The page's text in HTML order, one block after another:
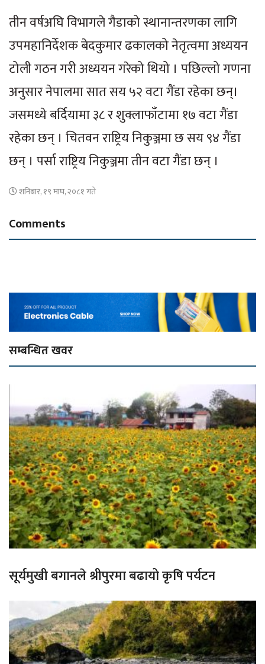
तीन वर्षअघि विभागले गै‌डाको स्थानान्तरणका लागि
उपमहानिर्देशक बेदकुमार ढकालको नेतृत्वमा अध्ययन
टोली गठन गरी अध्ययन गरेको थियो । पछिल्लो गणना
अनुसार नेपालमा सात सय ५२ वटा गैंडा रहेका छन्।
जसमध्ये बर्दियामा ३८ र शुक्लाफाँटामा १७ वटा गैंडा
रहेका छन् । चितवन राष्ट्रिय निकुञ्जमा छ सय ९४ गैंडा
छन् । पर्सा राष्ट्रिय निकुञ्जमा तीन वटा गैंडा छन् ।
शनिबार, १९ माघ, २०८१ गते
Comments
सम्बन्धित खवर
सूर्यमुखी बगानले श्रीपुरमा बढायो कृषि पर्यटन